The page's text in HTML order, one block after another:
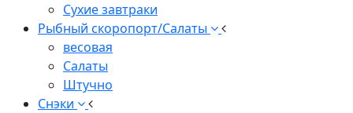
Сухие завтраки
Рыбный скоропорт/Салаты
весовая
Салаты
Штучно
Снэки